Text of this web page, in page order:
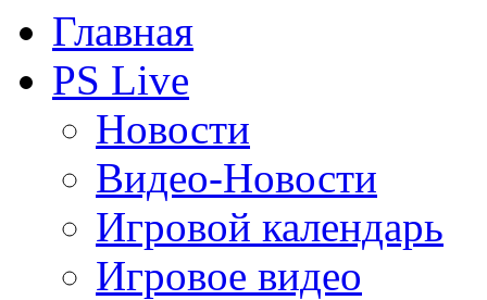
Главная
PS Live
Новости
Видео-Новости
Игровой календарь
Игровое видео